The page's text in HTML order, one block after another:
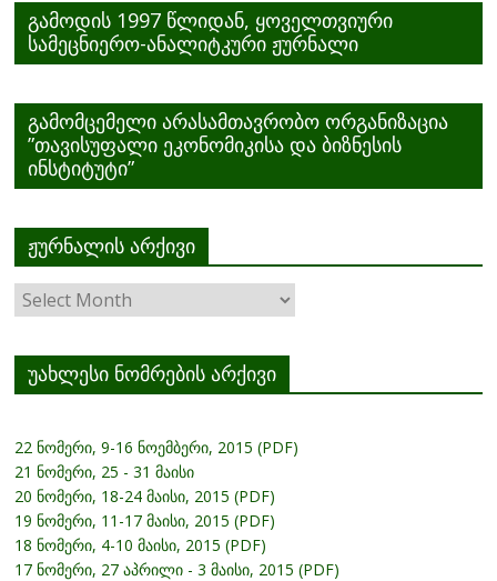
გამოდის 1997 წლიდან, ყოველთვიური
სამეცნიერო-ანალიტკური ჟურნალი
გამომცემელი არასამთავრობო ორგანიზაცია
”თავისუფალი ეკონომიკისა და ბიზნესის
ინსტიტუტი”
ჟურნალის არქივი
ჟურნალის
არქივი
უახლესი ნომრების არქივი
22 ნომერი, 9-16 ნოემბერი, 2015 (PDF)
21 ნომერი, 25 - 31 მაისი
20 ნომერი, 18-24 მაისი, 2015 (PDF)
19 ნომერი, 11-17 მაისი, 2015 (PDF)
18 ნომერი, 4-10 მაისი, 2015 (PDF)
17 ნომერი, 27 აპრილი - 3 მაისი, 2015 (PDF)